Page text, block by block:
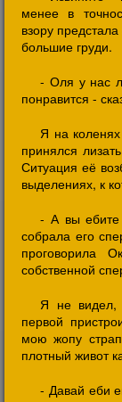
менее в
взору
большие груди.
- Оля у нас
понравится -
Я на
принялся
Ситуация её
выделениях, к
- А вы ебите
собрала его
проговорила
собственной
Я не видел,
первой
мою жопу
плотный живот
- Давай еби